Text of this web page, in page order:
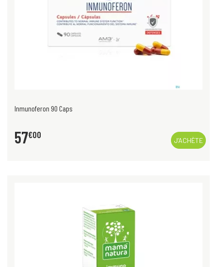
Inmunoferon 90 Caps
57€00
J’ACHÈTE